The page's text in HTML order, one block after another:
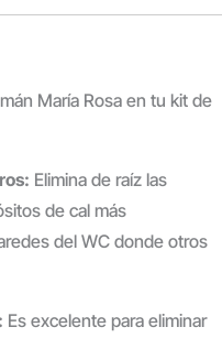
María Rosa en tu kit de
Elimina de raíz las
de cal más
del WC donde otros
Es excelente para eliminar